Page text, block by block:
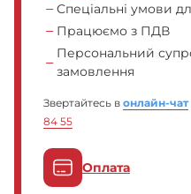
Спеціальні умови
Працюємо з ПДВ
Персональний
замовлення
Звертайтесь в онлайн-чат
84 55
Оплата